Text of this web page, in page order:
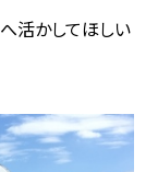
活かしてほしい